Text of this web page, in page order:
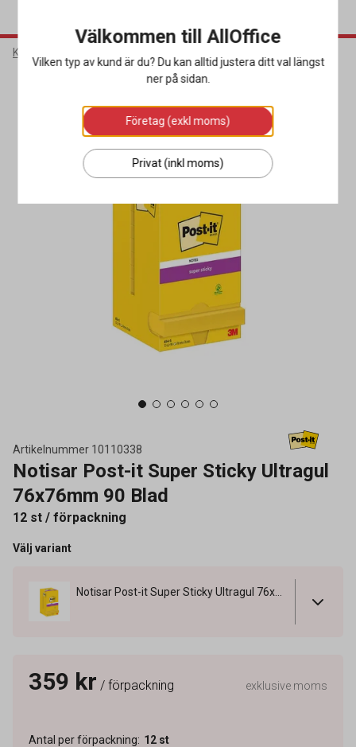
Kontorsmaterial
Miljöval
Artikelnummer 10110338
Notisar Post-it Super Sticky Ultragul
76x76mm 90 Blad
12 st / förpackning
Välj variant
Notisar Post-it Super Sticky Ultragul 76x76mm 90 Blad
359 kr / förpackning exklusive moms
Antal per förpackning: 12 st
Välkommen till AllOffice
Vilken typ av kund är du? Du kan alltid justera ditt val längst
ner på sidan.
Företag (exkl moms)
Privat (inkl moms)